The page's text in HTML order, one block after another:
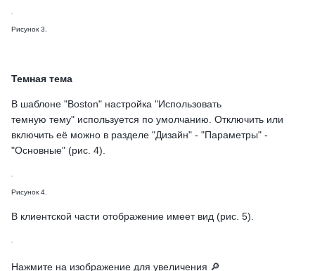
Рисунок 3.
Темная тема
В шаблоне "Boston" настройка "Использовать
темную тему" используется по умолчанию. Отключить или
включить её можно в разделе "Дизайн" - "Параметры" -
"Основные" (рис. 4).
Рисунок 4.
В клиентской части отображение имеет вид (рис. 5).
Нажмите на изображение для увеличения 🔎